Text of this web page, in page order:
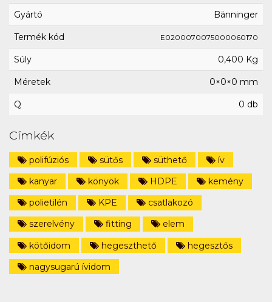
Gyártó Bänninger
Termék kód E0200070075000060170
Súly 0,400 Kg
Méretek 0×0×0 mm
Q 0 db
Címkék
polifúziós sütős süthető
ív
kanyar
könyök HDPE
kemény
polietilén
KPE
csatlakozó
szerelvény
fitting
elem
kötőidom
hegeszthető
hegesztős
nagysugarú ívidom